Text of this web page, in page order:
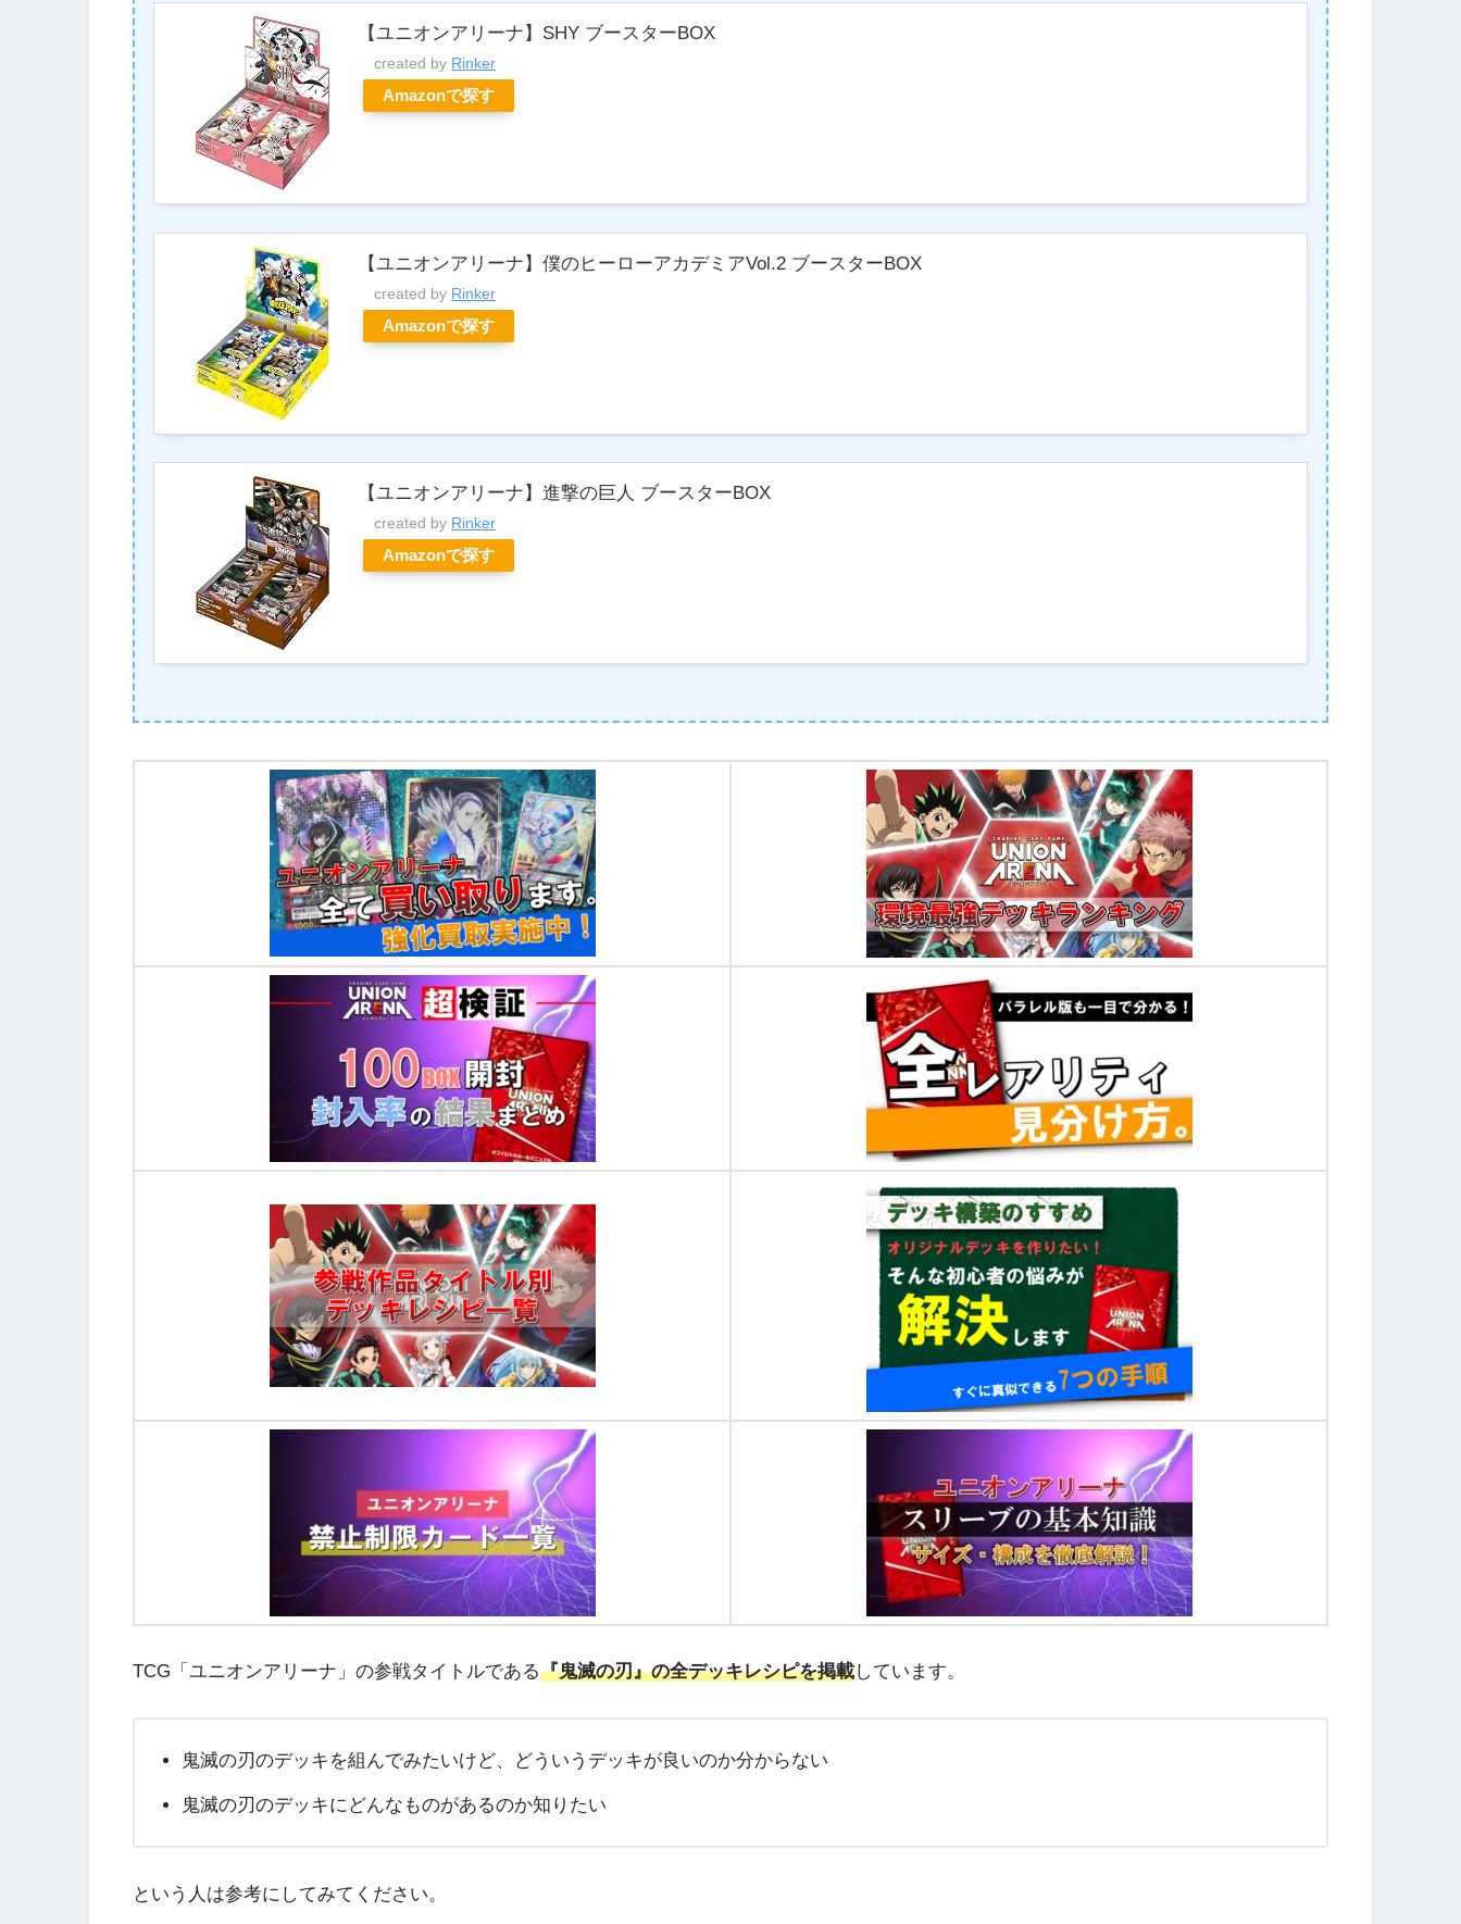
【ユニオンアリーナ】SHY ブースターBOX
created by Rinker
Amazonで探す
【ユニオンアリーナ】僕のヒーローアカデミアVol.2 ブースターBOX
created by Rinker
Amazonで探す
【ユニオンアリーナ】進撃の巨人 ブースターBOX
created by Rinker
Amazonで探す
TCG「ユニオンアリーナ」の参戦タイトルである『鬼滅の刃』の全デッキレシピを掲載しています。
鬼滅の刃のデッキを組んでみたいけど、どういうデッキが良いのか分からない
鬼滅の刃のデッキにどんなものがあるのか知りたい
という人は参考にしてみてください。